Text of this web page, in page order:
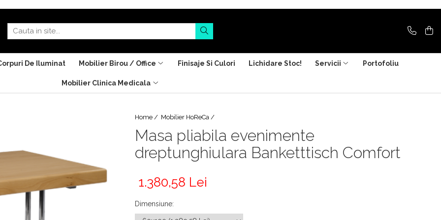
De Iluminat Mobilier Birou / Office Finisaje Si Culori Lichidare Stoc! Servicii Portofoliu
Mobilier Clinica Medicala
Home / Mobilier HoReCa /
Masa pliabila evenimente
dreptunghiulara Banketttisch Comfort
1.380,58 Lei
Dimensiune: